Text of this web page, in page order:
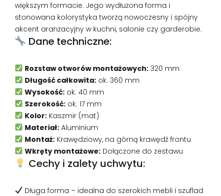
większym formacie. Jego wydłużona forma i
stonowana kolorystyka tworzą nowoczesny i spójny
akcent aranżacyjny w kuchni, salonie czy garderobie.
Dane techniczne:
Rozstaw otworów montażowych:320 mm
Długość całkowita:ok. 360 mm
Wysokość:ok. 40 mm
Szerokość:ok. 17 mm
Kolor:Kaszmir (mat)
Materiał:Aluminium
Montaż:Krawędziowy, na górną krawędź frontu
Wkręty montażowe:Dołączone do zestawu
Cechy i zalety uchwytu:
Długa forma – idealna do szerokich mebli i szuflad